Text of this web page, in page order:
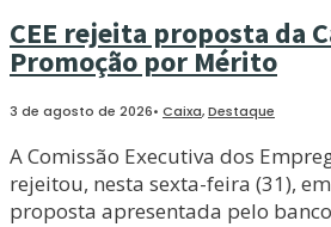
CEE rejeita proposta da
Promoção por Mérito
3 de agosto de 2026• Caixa,Destaque
A Comissão Executiva dos
rejeitou, nesta sexta-feira (31),
proposta apresentada pelo